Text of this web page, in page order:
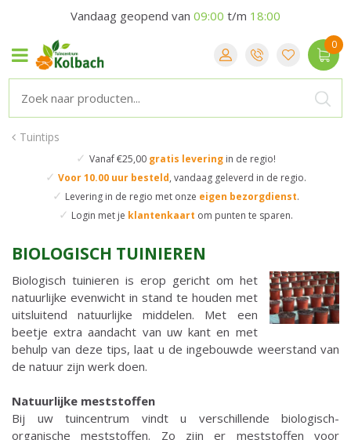
Tuintips
✓ Vanaf €25,00 gratis leveringin de regio!
✓ Voor 10.00 uur besteld, vandaag geleverd in de regio.
✓ Levering in de regio met onze eigen bezorgdienst.
✓ Login met je klantenkaart om punten te sparen.
Vandaag geopend van 09:00 t/m 18:00
BIOLOGISCH TUINIEREN
Biologisch tuinieren is erop gericht om het
natuurlijke evenwicht in stand te houden met
uitsluitend natuurlijke middelen. Met een
beetje extra aandacht van uw kant en met
behulp van deze tips, laat u de ingebouwde weerstand van
de natuur zijn werk doen.
Natuurlijke meststoffen
Bij uw tuincentrum vindt u verschillende biologisch-
organische meststoffen. Zo zijn er meststoffen voor